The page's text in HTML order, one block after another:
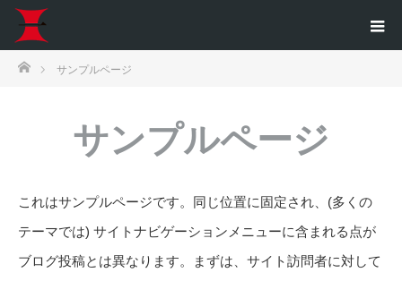
ホームサンプルページ
サンプルページ
これはサンプルページです。同じ位置に固定され、(多くの
テーマでは) サイトナビゲーションメニューに含まれる点が
ブログ投稿とは異なります。まずは、サイト訪問者に対して